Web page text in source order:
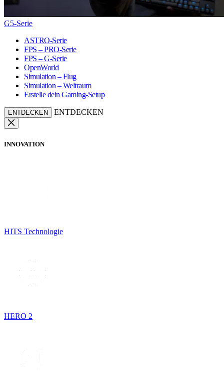
G5-Serie
ASTRO-Serie
FPS – PRO-Serie
FPS – G-Serie
OpenWorld
Simulation – Flug
Simulation – Weltraum
Erstelle dein Gaming-Setup
ENTDECKEN ENTDECKEN
INNOVATION
HITS Technologie
HERO 2